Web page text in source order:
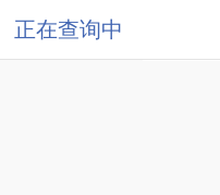
正在查询中